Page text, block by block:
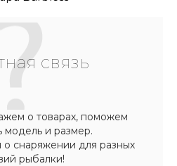
связь
о товарах, поможем
модель и размер.
о снаряжении для разных
рыбалки!